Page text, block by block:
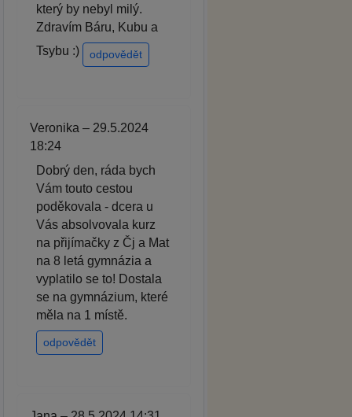
který by nebyl milý.
Zdravím Báru, Kubu a
Tsybu :)
odpovědět
Veronika – 29.5.2024
18:24
Dobrý den, ráda bych
Vám touto cestou
poděkovala - dcera u
Vás absolvovala kurz
na přijímačky z Čj a Mat
na 8 letá gymnázia a
vyplatilo se to! Dostala
se na gymnázium, které
měla na 1 místě.
odpovědět